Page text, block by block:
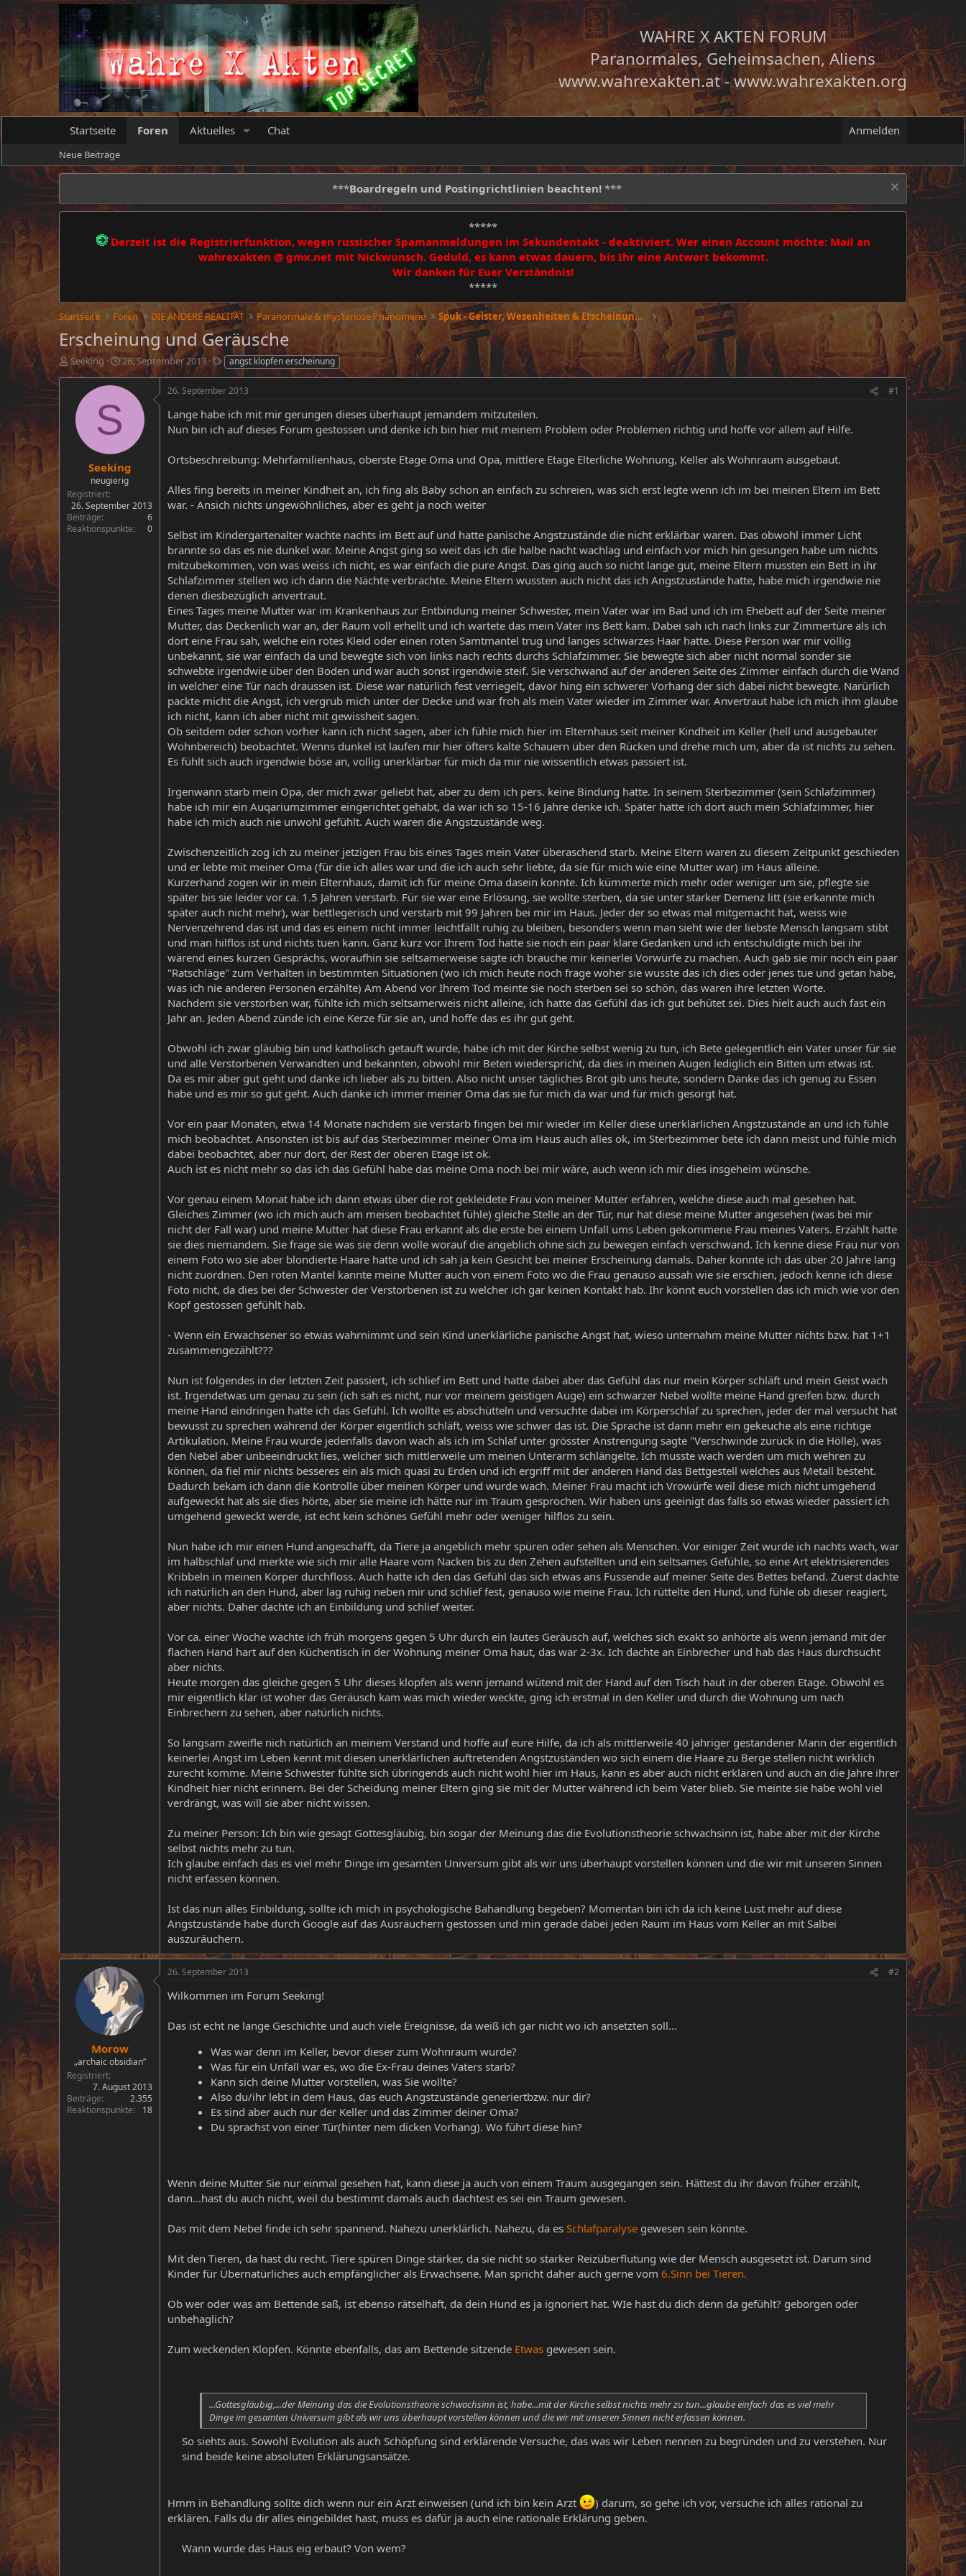
WAHRE X AKTEN FORUM
Paranormales, Geheimsachen, Aliens
www.wahrexakten.at-www.wahrexakten.org
Startseite Foren Aktuelles Chat Anmelden
Neue Beiträge
***Boardregeln und Postingrichtlinien beachten! ***
*****
Derzeit ist die Registrierfunktion, wegen russischer Spamanmeldungen im Sekundentakt - deaktiviert. Wer einen Account möchte: Mail an
wahrexakten @ gmx.net mit Nickwunsch. Geduld, es kann etwas dauern, bis Ihr eine Antwort bekommt.
Wir danken für Euer Verständnis!
*****
Startseite Foren DIE ANDERE REALITÄT Paranormale & mysteriöse Phänomene Spuk - Geister, Wesenheiten & Erscheinungen
Erscheinung und Geräusche
E
r
Seeking
E
s
t
a
m
26. September 2013
S
c
h
a
g
w
r
e
angst klopfen erscheinung
S
Seeking
neugierig
Registriert
26. September 2013
Beiträge
6
Reaktionspunkte
0
26. September 2013 #1
Lange habe ich mit mir gerungen dieses überhaupt jemandem mitzuteilen.
Nun bin ich auf dieses Forum gestossen und denke ich bin hier mit meinem Problem oder Problemen richtig und hoffe vor allem auf Hilfe.
Ortsbeschreibung: Mehrfamilienhaus, oberste Etage Oma und Opa, mittlere Etage Elterliche Wohnung, Keller als Wohnraum ausgebaut.
Alles fing bereits in meiner Kindheit an, ich fing als Baby schon an einfach zu schreien, was sich erst legte wenn ich im bei meinen Eltern im Bett
war. - Ansich nichts ungewöhnliches, aber es geht ja noch weiter
Selbst im Kindergartenalter wachte nachts im Bett auf und hatte panische Angstzustände die nicht erklärbar waren. Das obwohl immer Licht
brannte so das es nie dunkel war. Meine Angst ging so weit das ich die halbe nacht wachlag und einfach vor mich hin gesungen habe um nichts
mitzubekommen, von was weiss ich nicht, es war einfach die pure Angst. Das ging auch so nicht lange gut, meine Eltern mussten ein Bett in ihr
Schlafzimmer stellen wo ich dann die Nächte verbrachte. Meine Eltern wussten auch nicht das ich Angstzustände hatte, habe mich irgendwie nie
denen diesbezüglich anvertraut.
Eines Tages meine Mutter war im Krankenhaus zur Entbindung meiner Schwester, mein Vater war im Bad und ich im Ehebett auf der Seite meiner
Mutter, das Deckenlich war an, der Raum voll erhellt und ich wartete das mein Vater ins Bett kam. Dabei sah ich nach links zur Zimmertüre als ich
dort eine Frau sah, welche ein rotes Kleid oder einen roten Samtmantel trug und langes schwarzes Haar hatte. Diese Person war mir völlig
unbekannt, sie war einfach da und bewegte sich von links nach rechts durchs Schlafzimmer. Sie bewegte sich aber nicht normal sonder sie
schwebte irgendwie über den Boden und war auch sonst irgendwie steif. Sie verschwand auf der anderen Seite des Zimmer einfach durch die Wand
in welcher eine Tür nach draussen ist. Diese war natürlich fest verriegelt, davor hing ein schwerer Vorhang der sich dabei nicht bewegte. Narürlich
packte micht die Angst, ich vergrub mich unter der Decke und war froh als mein Vater wieder im Zimmer war. Anvertraut habe ich mich ihm glaube
ich nicht, kann ich aber nicht mit gewissheit sagen.
Ob seitdem oder schon vorher kann ich nicht sagen, aber ich fühle mich hier im Elternhaus seit meiner Kindheit im Keller (hell und ausgebauter
Wohnbereich) beobachtet. Wenns dunkel ist laufen mir hier öfters kalte Schauern über den Rücken und drehe mich um, aber da ist nichts zu sehen.
Es fühlt sich auch irgendwie böse an, vollig unerklärbar für mich da mir nie wissentlich etwas passiert ist.
Irgenwann starb mein Opa, der mich zwar geliebt hat, aber zu dem ich pers. keine Bindung hatte. In seinem Sterbezimmer (sein Schlafzimmer)
habe ich mir ein Auqariumzimmer eingerichtet gehabt, da war ich so 15-16 Jahre denke ich. Später hatte ich dort auch mein Schlafzimmer, hier
habe ich mich auch nie unwohl gefühlt. Auch waren die Angstzustände weg.
Zwischenzeitlich zog ich zu meiner jetzigen Frau bis eines Tages mein Vater überaschend starb. Meine Eltern waren zu diesem Zeitpunkt geschieden
und er lebte mit meiner Oma (für die ich alles war und die ich auch sehr liebte, da sie für mich wie eine Mutter war) im Haus alleine.
Kurzerhand zogen wir in mein Elternhaus, damit ich für meine Oma dasein konnte. Ich kümmerte mich mehr oder weniger um sie, pflegte sie
später bis sie leider vor ca. 1.5 Jahren verstarb. Für sie war eine Erlösung, sie wollte sterben, da sie unter starker Demenz litt (sie erkannte mich
später auch nicht mehr), war bettlegerisch und verstarb mit 99 Jahren bei mir im Haus. Jeder der so etwas mal mitgemacht hat, weiss wie
Nervenzehrend das ist und das es einem nicht immer leichtfällt ruhig zu bleiben, besonders wenn man sieht wie der liebste Mensch langsam stibt
und man hilflos ist und nichts tuen kann. Ganz kurz vor Ihrem Tod hatte sie noch ein paar klare Gedanken und ich entschuldigte mich bei ihr
wärend eines kurzen Gesprächs, woraufhin sie seltsamerweise sagte ich brauche mir keinerlei Vorwürfe zu machen. Auch gab sie mir noch ein paar
"Ratschläge" zum Verhalten in bestimmten Situationen (wo ich mich heute noch frage woher sie wusste das ich dies oder jenes tue und getan habe,
was ich nie anderen Personen erzählte) Am Abend vor Ihrem Tod meinte sie noch sterben sei so schön, das waren ihre letzten Worte.
Nachdem sie verstorben war, fühlte ich mich seltsamerweis nicht alleine, ich hatte das Gefühl das ich gut behütet sei. Dies hielt auch auch fast ein
Jahr an. Jeden Abend zünde ich eine Kerze für sie an, und hoffe das es ihr gut geht.
Obwohl ich zwar gläubig bin und katholisch getauft wurde, habe ich mit der Kirche selbst wenig zu tun, ich Bete gelegentlich ein Vater unser für sie
und alle Verstorbenen Verwandten und bekannten, obwohl mir Beten wiederspricht, da dies in meinen Augen lediglich ein Bitten um etwas ist.
Da es mir aber gut geht und danke ich lieber als zu bitten. Also nicht unser tägliches Brot gib uns heute, sondern Danke das ich genug zu Essen
habe und es mir so gut geht. Auch danke ich immer meiner Oma das sie für mich da war und für mich gesorgt hat.
Vor ein paar Monaten, etwa 14 Monate nachdem sie verstarb fingen bei mir wieder im Keller diese unerklärlichen Angstzustände an und ich fühle
mich beobachtet. Ansonsten ist bis auf das Sterbezimmer meiner Oma im Haus auch alles ok, im Sterbezimmer bete ich dann meist und fühle mich
dabei beobachtet, aber nur dort, der Rest der oberen Etage ist ok.
Auch ist es nicht mehr so das ich das Gefühl habe das meine Oma noch bei mir wäre, auch wenn ich mir dies insgeheim wünsche.
Vor genau einem Monat habe ich dann etwas über die rot gekleidete Frau von meiner Mutter erfahren, welche diese auch mal gesehen hat.
Gleiches Zimmer (wo ich mich auch am meisen beobachtet fühle) gleiche Stelle an der Tür, nur hat diese meine Mutter angesehen (was bei mir
nicht der Fall war) und meine Mutter hat diese Frau erkannt als die erste bei einem Unfall ums Leben gekommene Frau meines Vaters. Erzählt hatte
sie dies niemandem. Sie frage sie was sie denn wolle worauf die angeblich ohne sich zu bewegen einfach verschwand. Ich kenne diese Frau nur von
einem Foto wo sie aber blondierte Haare hatte und ich sah ja kein Gesicht bei meiner Erscheinung damals. Daher konnte ich das über 20 Jahre lang
nicht zuordnen. Den roten Mantel kannte meine Mutter auch von einem Foto wo die Frau genauso aussah wie sie erschien, jedoch kenne ich diese
Foto nicht, da dies bei der Schwester der Verstorbenen ist zu welcher ich gar keinen Kontakt hab. Ihr könnt euch vorstellen das ich mich wie vor den
Kopf gestossen gefühlt hab.
- Wenn ein Erwachsener so etwas wahrnimmt und sein Kind unerklärliche panische Angst hat, wieso unternahm meine Mutter nichts bzw. hat 1+1
zusammengezählt???
Nun ist folgendes in der letzten Zeit passiert, ich schlief im Bett und hatte dabei aber das Gefühl das nur mein Körper schläft und mein Geist wach
ist. Irgendetwas um genau zu sein (ich sah es nicht, nur vor meinem geistigen Auge) ein schwarzer Nebel wollte meine Hand greifen bzw. durch
meine Hand eindringen hatte ich das Gefühl. Ich wollte es abschütteln und versuchte dabei im Körperschlaf zu sprechen, jeder der mal versucht hat
bewusst zu sprechen während der Körper eigentlich schläft, weiss wie schwer das ist. Die Sprache ist dann mehr ein gekeuche als eine richtige
Artikulation. Meine Frau wurde jedenfalls davon wach als ich im Schlaf unter grösster Anstrengung sagte "Verschwinde zurück in die Hölle), was
den Nebel aber unbeeindruckt lies, welcher sich mittlerweile um meinen Unterarm schlängelte. Ich musste wach werden um mich wehren zu
können, da fiel mir nichts besseres ein als mich quasi zu Erden und ich ergriff mit der anderen Hand das Bettgestell welches aus Metall besteht.
Dadurch bekam ich dann die Kontrolle über meinen Körper und wurde wach. Meiner Frau macht ich Vrowürfe weil diese mich nicht umgehend
aufgeweckt hat als sie dies hörte, aber sie meine ich hätte nur im Traum gesprochen. Wir haben uns geeinigt das falls so etwas wieder passiert ich
umgehend geweckt werde, ist echt kein schönes Gefühl mehr oder weniger hilflos zu sein.
Nun habe ich mir einen Hund angeschafft, da Tiere ja angeblich mehr spüren oder sehen als Menschen. Vor einiger Zeit wurde ich nachts wach, war
im halbschlaf und merkte wie sich mir alle Haare vom Nacken bis zu den Zehen aufstellten und ein seltsames Gefühle, so eine Art elektrisierendes
Kribbeln in meinen Körper durchfloss. Auch hatte ich den das Gefühl das sich etwas ans Fussende auf meiner Seite des Bettes befand. Zuerst dachte
ich natürlich an den Hund, aber lag ruhig neben mir und schlief fest, genauso wie meine Frau. Ich rüttelte den Hund, und fühle ob dieser reagiert,
aber nichts. Daher dachte ich an Einbildung und schlief weiter.
Vor ca. einer Woche wachte ich früh morgens gegen 5 Uhr durch ein lautes Geräusch auf, welches sich exakt so anhörte als wenn jemand mit der
flachen Hand hart auf den Küchentisch in der Wohnung meiner Oma haut, das war 2-3x. Ich dachte an Einbrecher und hab das Haus durchsucht
aber nichts.
Heute morgen das gleiche gegen 5 Uhr dieses klopfen als wenn jemand wütend mit der Hand auf den Tisch haut in der oberen Etage. Obwohl es
mir eigentlich klar ist woher das Geräusch kam was mich wieder weckte, ging ich erstmal in den Keller und durch die Wohnung um nach
Einbrechern zu sehen, aber natürlich nichts.
So langsam zweifle nich natürlich an meinem Verstand und hoffe auf eure Hilfe, da ich als mittlerweile 40 jahriger gestandener Mann der eigentlich
keinerlei Angst im Leben kennt mit diesen unerklärlichen auftretenden Angstzuständen wo sich einem die Haare zu Berge stellen nicht wirklich
zurecht komme. Meine Schwester fühlte sich übringends auch nicht wohl hier im Haus, kann es aber auch nicht erklären und auch an die Jahre ihrer
Kindheit hier nicht erinnern. Bei der Scheidung meiner Eltern ging sie mit der Mutter während ich beim Vater blieb. Sie meinte sie habe wohl viel
verdrängt, was will sie aber nicht wissen.
Zu meiner Person: Ich bin wie gesagt Gottesgläubig, bin sogar der Meinung das die Evolutionstheorie schwachsinn ist, habe aber mit der Kirche
selbst nichts mehr zu tun.
Ich glaube einfach das es viel mehr Dinge im gesamten Universum gibt als wir uns überhaupt vorstellen können und die wir mit unseren Sinnen
nicht erfassen können.
Ist das nun alles Einbildung, sollte ich mich in psychologische Bahandlung begeben? Momentan bin ich da ich keine Lust mehr auf diese
Angstzustände habe durch Google auf das Ausräuchern gestossen und min gerade dabei jeden Raum im Haus vom Keller an mit Salbei
auszuräuchern.
Morow
„archaic obsidian”
Registriert
7. August 2013
Beiträge
2.355
Reaktionspunkte
18
26. September 2013 #2
Wilkommen im Forum Seeking!
Das ist echt ne lange Geschichte und auch viele Ereignisse, da weiß ich gar nicht wo ich ansetzten soll...
Was war denn im Keller, bevor dieser zum Wohnraum wurde?
Was für ein Unfall war es, wo die Ex-Frau deines Vaters starb?
Kann sich deine Mutter vorstellen, was Sie wollte?
Also du/ihr lebt in dem Haus, das euch Angstzustände generiertbzw. nur dir?
Es sind aber auch nur der Keller und das Zimmer deiner Oma?
Du sprachst von einer Tür(hinter nem dicken Vorhang). Wo führt diese hin?
Wenn deine Mutter Sie nur einmal gesehen hat, kann diese ja auch von einem Traum ausgegangen sein. Hättest du ihr davon früher erzählt,
dann...hast du auch nicht, weil du bestimmt damals auch dachtest es sei ein Traum gewesen.
Das mit dem Nebel finde ich sehr spannend. Nahezu unerklärlich. Nahezu, da es Schlafparalyse gewesen sein könnte.
Mit den Tieren, da hast du recht. Tiere spüren Dinge stärker, da sie nicht so starker Reizüberflutung wie der Mensch ausgesetzt ist. Darum sind
Kinder für Übernatürliches auch empfänglicher als Erwachsene. Man spricht daher auch gerne vom 6.Sinn bei Tieren.
Ob wer oder was am Bettende saß, ist ebenso rätselhaft, da dein Hund es ja ignoriert hat. WIe hast du dich denn da gefühlt? geborgen oder
unbehaglich?
Zum weckenden Klopfen. Könnte ebenfalls, das am Bettende sitzende Etwas gewesen sein.
...Gottesgläubig,...der Meinung das die Evolutionstheorie schwachsinn ist, habe...mit der Kirche selbst nichts mehr zu tun...glaube einfach das es viel mehr
Dinge im gesamten Universum gibt als wir uns überhaupt vorstellen können und die wir mit unseren Sinnen nicht erfassen können.
So siehts aus. Sowohl Evolution als auch Schöpfung sind erklärende Versuche, das was wir Leben nennen zu begründen und zu verstehen. Nur
sind beide keine absoluten Erklärungsansätze.​
Hmm in Behandlung sollte dich wenn nur ein Arzt einweisen (und ich bin kein Arzt
) darum, so gehe ich vor, versuche ich alles rational zu
erklären. Falls du dir alles eingebildet hast, muss es dafür ja auch eine rationale Erklärung geben.
Wann wurde das Haus eig erbaut? Von wem?​